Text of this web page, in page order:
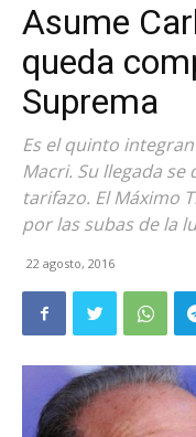
Asume
queda
Suprema
Es el quinto
Macri. Su llegada
tarifazo. El Máximo
por las subas de la
22 agosto, 2016